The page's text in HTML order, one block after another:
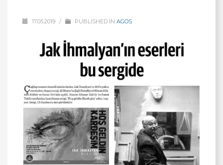
17.05.2019 / PUBLISHED IN AGOS